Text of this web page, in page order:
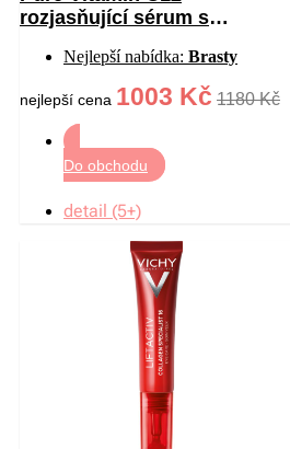
rozjasňující sérum s
30 mlNejlepší nabídka: Brasty
nejlepší cena 1003 Kč 1180 Kč
Do obchodu
detail (5+)